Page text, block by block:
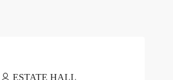
ESTATE HALL